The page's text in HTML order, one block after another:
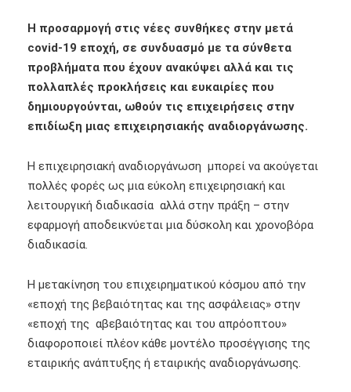
Η προσαρμογή στις νέες συνθήκες στην μετά
covid-19 εποχή, σε συνδυασμό με τα σύνθετα
προβλήματα που έχουν ανακύψει αλλά και τις
πολλαπλές προκλήσεις και ευκαιρίες που
δημιουργούνται, ωθούν τις επιχειρήσεις στην
επιδίωξη μιας επιχειρησιακής αναδιοργάνωσης.
Η επιχειρησιακή αναδιοργάνωση μπορεί να ακούγεται
πολλές φορές ως μια εύκολη επιχειρησιακή και
λειτουργική διαδικασία αλλά στην πράξη – στην
εφαρμογή αποδεικνύεται μια δύσκολη και χρονοβόρα
διαδικασία.
Η μετακίνηση του επιχειρηματικού κόσμου από την
«εποχή της βεβαιότητας και της ασφάλειας» στην
«εποχή της αβεβαιότητας και του απρόοπτου»
διαφοροποιεί πλέον κάθε μοντέλο προσέγγισης της
εταιρικής ανάπτυξης ή εταιρικής αναδιοργάνωσης.